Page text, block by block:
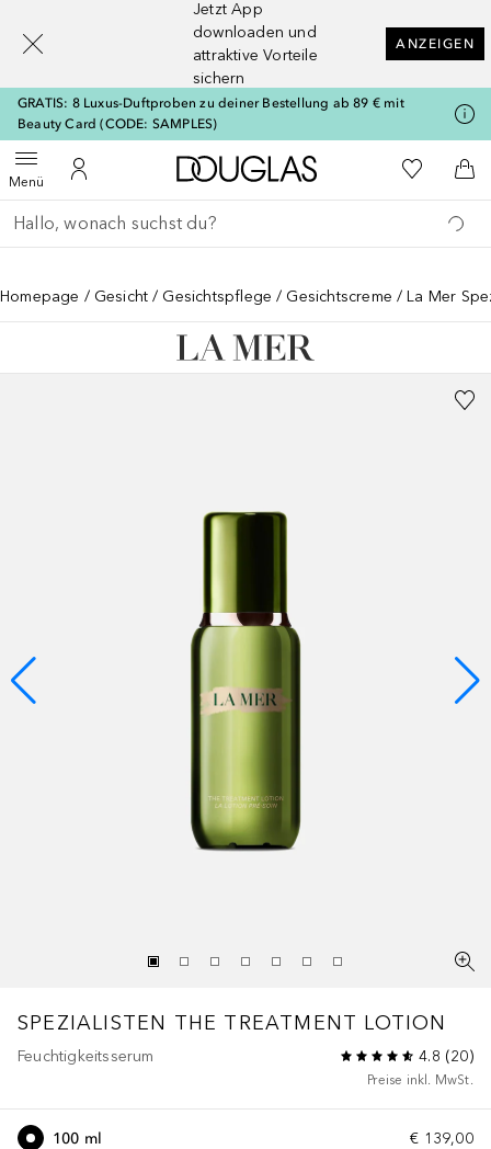
Jetzt App
downloaden und
attraktive Vorteile
sichern
ANZEIGEN
GRATIS: 8 Luxus-Duftproben zu deiner Bestellung ab 89 € mit
Beauty Card (CODE: SAMPLES)
MenüMenü öffnenZu Meinem Kundenkonto
Zur Douglas Startseite
Zu Meiner
Gehe zurück
Suche ausführen
Homepage Gesicht Gesichtspflege Gesichtscreme La Mer
SPEZIALISTEN THE TREATMENT LOTION
Feuchtigkeitsserum 4.8 (20)
Preise inkl. MwSt.
€ 139,00
100 ml
[navigation.slideout.screenreader]